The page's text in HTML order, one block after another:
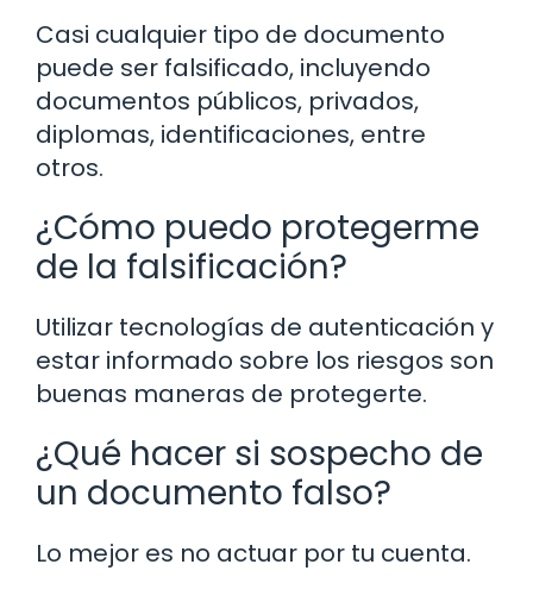
Casi cualquier tipo de documento
puede ser falsificado, incluyendo
documentos públicos, privados,
diplomas, identificaciones, entre
otros.
¿Cómo puedo protegerme
de la falsificación?
Utilizar tecnologías de autenticación y
estar informado sobre los riesgos son
buenas maneras de protegerte.
¿Qué hacer si sospecho de
un documento falso?
Lo mejor es no actuar por tu cuenta.